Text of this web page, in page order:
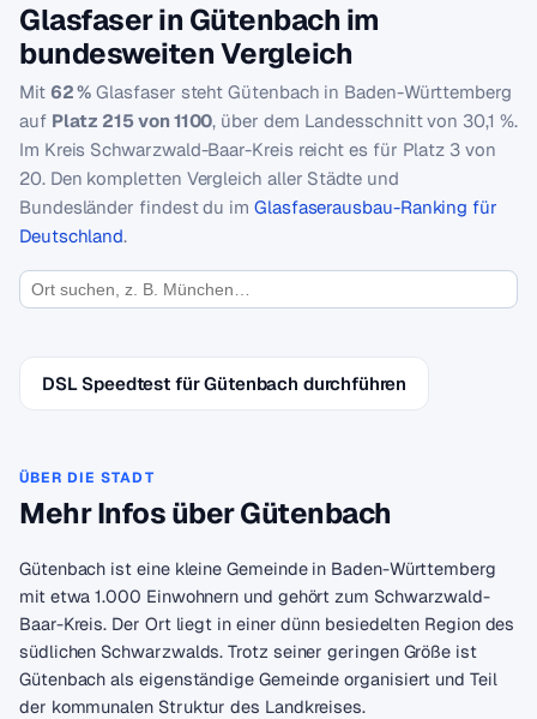
Glasfaser in Gütenbach im
bundesweiten Vergleich
Mit 62 % Glasfaser steht Gütenbach in Baden-Württemberg
auf Platz 215 von 1100, über dem Landesschnitt von 30,1 %.
Im Kreis Schwarzwald-Baar-Kreis reicht es für Platz 3 von
20. Den kompletten Vergleich aller Städte und
Bundesländer findest du im Glasfaserausbau-Ranking für
Deutschland.
DSL Speedtest für Gütenbach durchführen
ÜBER DIE STADT
Mehr Infos über Gütenbach
Gütenbach ist eine kleine Gemeinde in Baden-Württemberg
mit etwa 1.000 Einwohnern und gehört zum Schwarzwald-
Baar-Kreis. Der Ort liegt in einer dünn besiedelten Region des
südlichen Schwarzwalds. Trotz seiner geringen Größe ist
Gütenbach als eigenständige Gemeinde organisiert und Teil
der kommunalen Struktur des Landkreises.